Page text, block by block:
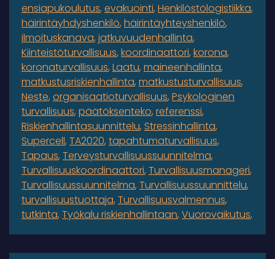
ensiapukoulutus evakuointi Henkilöstölogistiikka
häirintäyhdyshenkilö häirintäyhteyshenkilö
ilmoituskanava jatkuvuudenhallinta
Kiinteistöturvallisuus koordinaattori korona
koronaturvallisuus Laatu maineenhallinta
matkustusriskienhallinta matkustusturvallisuus
Neste organisaatioturvallisuus Psykologinen
turvallisuus päätöksenteko referenssi
Riskienhallintasuunnittelu Stressinhallinta
Supercell TA2020 tapahtumaturvallisuus
Tapaus Terveysturvallisuussuunnitelma
Turvallisuuskoordinaattori Turvallisuusmanageri
Turvallisuussuunnitelma Turvallisuussuunnittelu
turvallisuustuottaja Turvallisuusvalmennus
tutkinta Työkalu riskienhallintaan Vuorovaikutus